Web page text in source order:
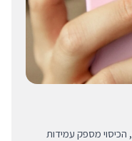
מספק עמידות